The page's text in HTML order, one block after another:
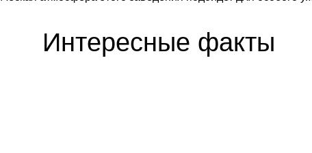
Интересные факты